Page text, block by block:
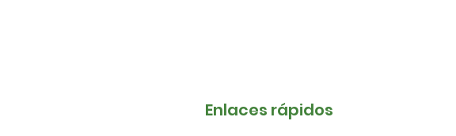
Enlaces rápidos